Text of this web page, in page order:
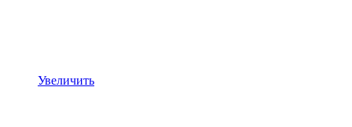
Увеличить